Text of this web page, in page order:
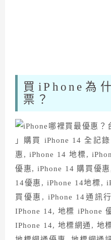
買iPhone為
票？